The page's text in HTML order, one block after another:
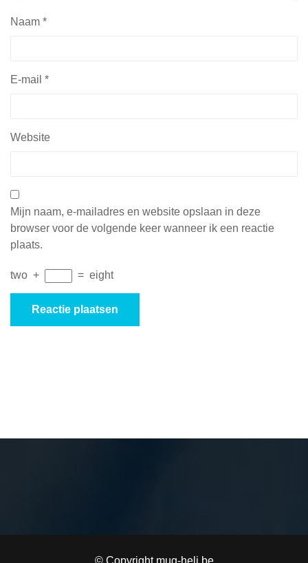
Naam *
E-mail *
Website
Mijn naam, e-mailadres en website opslaan in deze
browser voor de volgende keer wanneer ik een reactie
plaats.
two + = eight
© Copyright mug-heli.be